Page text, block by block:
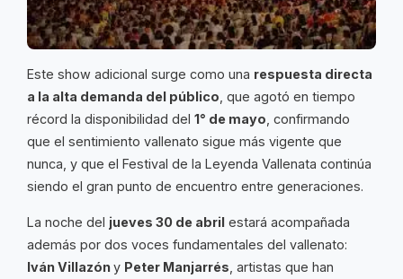
Este show adicional surge como una respuesta directa
a la alta demanda del público , que agotó en tiempo
récord la disponibilidad del 1° de mayo , confirmando
que el sentimiento vallenato sigue más vigente que
nunca, y que el Festival de la Leyenda Vallenata continúa
siendo el gran punto de encuentro entre generaciones.
La noche del jueves 30 de abril estará acompañada
además por dos voces fundamentales del vallenato:
Iván Villazóny Peter Manjarrés , artistas que han